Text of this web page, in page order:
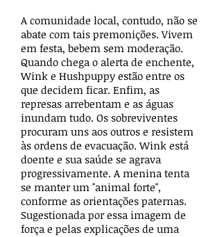
A comunidade local, contudo, não se
abate com tais premonições. Vivem
em festa, bebem sem moderação.
Quando chega o alerta de enchente,
Wink e Hushpuppy estão entre os
que decidem ficar. Enfim, as
represas arrebentam e as águas
inundam tudo. Os sobreviventes
procuram uns aos outros e resistem
às ordens de evacuação. Wink está
doente e sua saúde se agrava
progressivamente. A menina tenta
se manter um "animal forte",
conforme as orientações paternas.
Sugestionada por essa imagem de
força e pelas explicações de uma